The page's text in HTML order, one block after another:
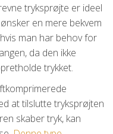
tryksprøjte er ideel
en mere bekvem
man har behov for
da den ikke
trykket.
at tilslutte tryksprøjten
skaber tryk, kan